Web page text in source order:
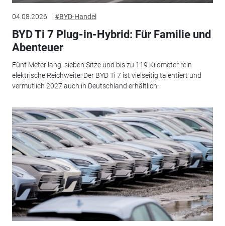
04.08.2026 #BYD-Handel
BYD Ti 7 Plug-in-Hybrid: Für Familie und
Abenteuer
Fünf Meter lang, sieben Sitze und bis zu 119 Kilometer rein
elektrische Reichweite: Der BYD Ti 7 ist vielseitig talentiert und
vermutlich 2027 auch in Deutschland erhältlich.